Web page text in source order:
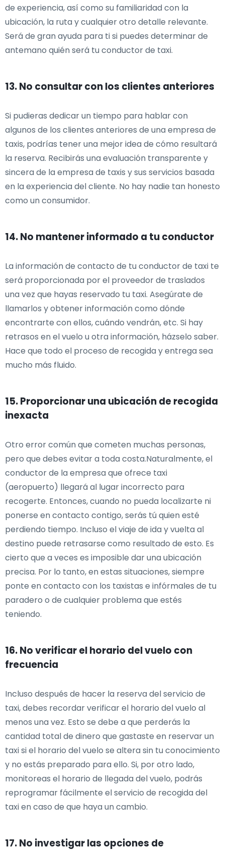
de experiencia, así como su familiaridad con la
ubicación, la ruta y cualquier otro detalle relevante.
Será de gran ayuda para ti si puedes determinar de
antemano quién será tu conductor de taxi.
13. No consultar con los clientes anteriores
Si pudieras dedicar un tiempo para hablar con
algunos de los clientes anteriores de una empresa de
taxis, podrías tener una mejor idea de cómo resultará
la reserva. Recibirás una evaluación transparente y
sincera de la empresa de taxis y sus servicios basada
en la experiencia del cliente. No hay nadie tan honesto
como un consumidor.
14. No mantener informado a tu conductor
La información de contacto de tu conductor de taxi te
será proporcionada por el proveedor de traslados
una vez que hayas reservado tu taxi. Asegúrate de
llamarlos y obtener información como dónde
encontrarte con ellos, cuándo vendrán, etc. Si hay
retrasos en el vuelo u otra información, házselo saber.
Hace que todo el proceso de recogida y entrega sea
mucho más fluido.
15. Proporcionar una ubicación de recogida
inexacta
Otro error común que cometen muchas personas,
pero que debes evitar a toda costa.Naturalmente, el
conductor de la empresa que ofrece taxi
(aeropuerto) llegará al lugar incorrecto para
recogerte. Entonces, cuando no pueda localizarte ni
ponerse en contacto contigo, serás tú quien esté
perdiendo tiempo. Incluso el viaje de ida y vuelta al
destino puede retrasarse como resultado de esto. Es
cierto que a veces es imposible dar una ubicación
precisa. Por lo tanto, en estas situaciones, siempre
ponte en contacto con los taxistas e infórmales de tu
paradero o de cualquier problema que estés
teniendo.
16. No verificar el horario del vuelo con
frecuencia
Incluso después de hacer la reserva del servicio de
taxi, debes recordar verificar el horario del vuelo al
menos una vez. Esto se debe a que perderás la
cantidad total de dinero que gastaste en reservar un
taxi si el horario del vuelo se altera sin tu conocimiento
y no estás preparado para ello. Si, por otro lado,
monitoreas el horario de llegada del vuelo, podrás
reprogramar fácilmente el servicio de recogida del
taxi en caso de que haya un cambio.
17. No investigar las opciones de